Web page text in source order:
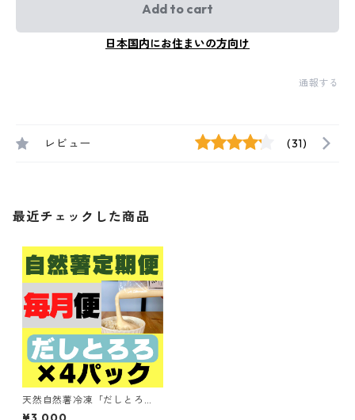
Add to cart
日本国内にお住まいの方向け
通報する
レビュー (31)
最近チェックした商品
天然自然薯冷凍「だしとろ
ろ」4パックセット 「毎月」